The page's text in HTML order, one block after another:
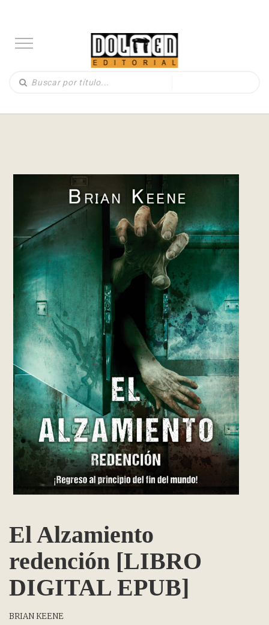
El Alzamiento
redención [LIBRO
DIGITAL EPUB]
BRIAN KEENE